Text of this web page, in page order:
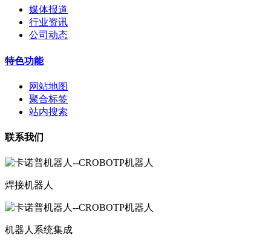
媒体报道
行业资讯
公司动态
特色功能
网站地图
聚合标签
站内搜索
联系我们
焊接机器人
机器人系统集成